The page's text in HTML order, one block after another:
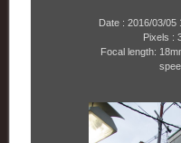
Date : 2016/03/05
Pixels :
Focal length: